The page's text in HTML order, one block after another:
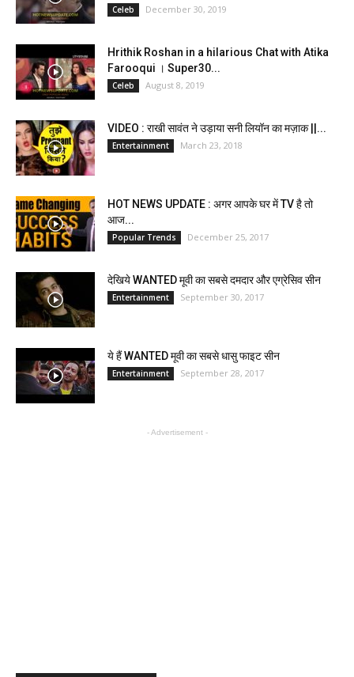
Celeb December 30, 2019
Hrithik Roshan in a hilarious Chat with Atika
Farooqui । Super30...
Celeb August 8, 2019
VIDEO : राखी सावंत ने उड़ाया सनी लियॉन का मज़ाक ||...
Entertainment March 23, 2018
HOT NEWS UPDATE : अगर आपके घर में TV है तो
आज...
Popular Trends December 25, 2017
देखिये WANTED मूवी का सबसे दमदार और एग्रेसिव सीन
Entertainment September 30, 2017
ये हैं WANTED मूवी का सबसे धासु फाइट सीन
Entertainment September 28, 2017
- Advertisement -